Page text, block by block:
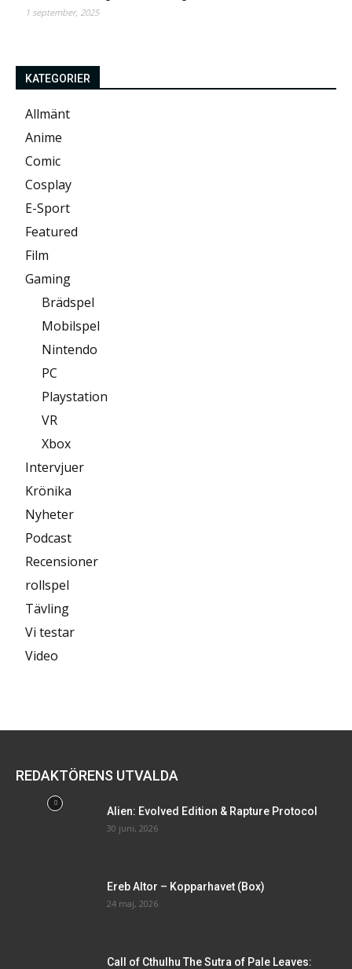
1 september, 2025
KATEGORIER
Allmänt
Anime
Comic
Cosplay
E-Sport
Featured
Film
Gaming
Brädspel
Mobilspel
Nintendo
PC
Playstation
VR
Xbox
Intervjuer
Krönika
Nyheter
Podcast
Recensioner
rollspel
Tävling
Vi testar
Video
REDAKTÖRENS UTVALDA
Alien: Evolved Edition & Rapture Protocol
30 juni, 2026
Ereb Altor – Kopparhavet (Box)
24 maj, 2026
Call of Cthulhu The Sutra of Pale Leaves: